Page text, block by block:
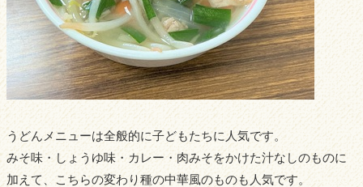
うどんメニューは全般的に子どもたちに人気です。
みそ味・しょうゆ味・カレー・肉みそをかけた汁なしのものに
加えて、こちらの変わり種の中華風のものも人気です。